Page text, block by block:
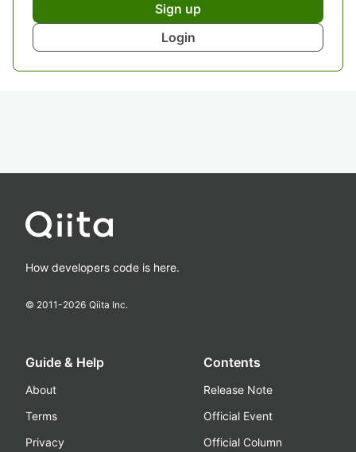
Sign up
Login
How developers code is here.
© 2011-2026 Qiita Inc.
Guide & Help
About
Terms
Privacy
Contents
Release Note
Official Event
Official Column